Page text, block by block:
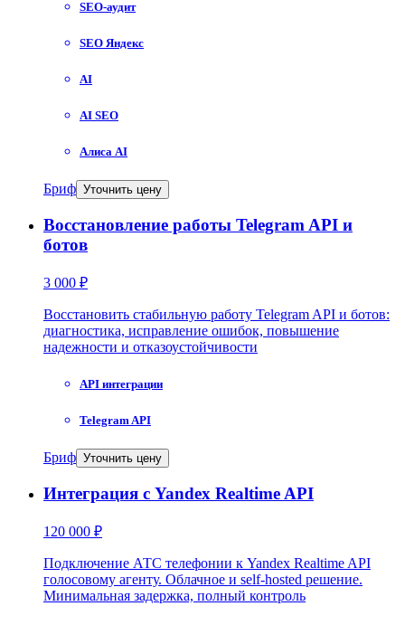
SEO-аудит
SEO Яндекс
AI
AI SEO
Алиса AI
Бриф Уточнить цену
Восстановление работы Telegram API и
ботов
3 000 ₽
Восстановить стабильную работу Telegram API и ботов:
диагностика, исправление ошибок, повышение
надежности и отказоустойчивости
API интеграции
Telegram API
Бриф Уточнить цену
Интеграция с Yandex Realtime API
120 000 ₽
Подключение АТС телефонии к Yandex Realtime API
голосовому агенту. Облачное и self-hosted решение.
Минимальная задержка, полный контроль